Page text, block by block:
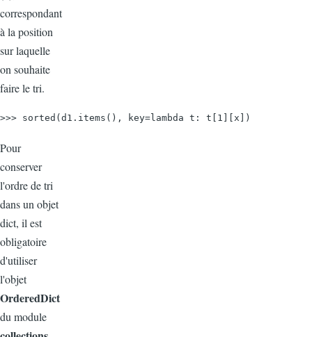
correspondant
à la position
sur laquelle
on souhaite
faire le tri.
>>> sorted(d1.items(), key=lambda t: t[1][x])
Pour
conserver
l'ordre de tri
dans un objet
dict, il est
obligatoire
d'utiliser
l'objet
OrderedDict
du module